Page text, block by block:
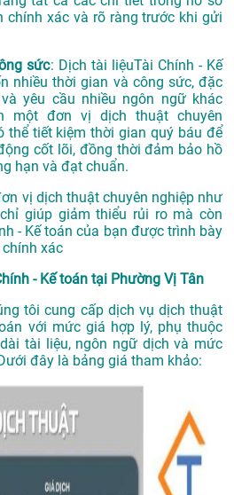
chính xác và rõ ràng trước khi gửi
sức: Dịch tài liệuTài Chính - Kế
nhiều thời gian và công sức, đặc
yêu cầu nhiều ngôn ngữ khác
một đơn vị dịch thuật chuyên
thể tiết kiệm thời gian quý báu để
cốt lõi, đồng thời đảm bảo hồ
hạn và đạt chuẩn.
vị dịch thuật chuyên nghiệp như
giúp giảm thiểu rủi ro mà còn
- Kế toán của bạn được trình bày
xác
- Kế toán tại Phường Vị Tân
tôi cung cấp dịch vụ dịch thuật
với mức giá hợp lý, phụ thuộc
tài liệu, ngôn ngữ dịch và mức
đây là bảng giá tham khảo: